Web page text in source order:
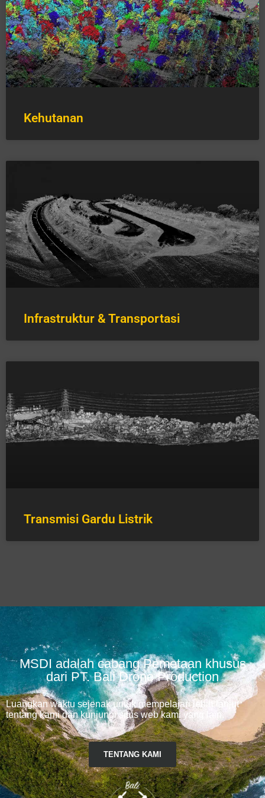
Kehutanan
Infrastruktur & Transportasi
Transmisi Gardu Listrik
MSDI adalah cabang Pemetaan khusus
dari PT. Bali Drone Production
Luangkan waktu sejenak untuk mempelajari lebih lanjut
tentang kami dan kunjungi situs web kami yang lain.
TENTANG KAMI